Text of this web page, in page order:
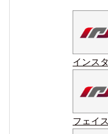
インス
フェイ